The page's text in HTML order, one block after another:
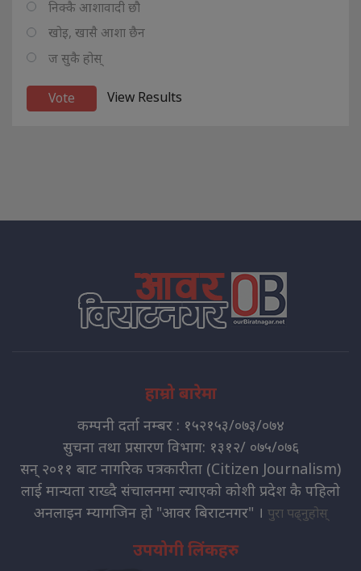
निक्कै आशावादी छौ
खोइ, खासै आशा छैन
ज सुकै होस्
View Results
हाम्रो बारेमा
कम्पनी दर्ता नम्बर : १५२१५३/०७३/०७४
सुचना तथा प्रसारण विभाग: १३१२/ ०७५/०७६
सन् २०११ बाट नागरिक पत्रकारीता (Citizen Journalism)
लाई मान्यता राख्दै संचालनमा ल्याएको कोशी प्रदेश कै पहिलो
अनलाइन म्यागजिन हो "आवर बिराटनगर" । पुरा पढ्नुहोस्
उपयोगी लिंकहरु